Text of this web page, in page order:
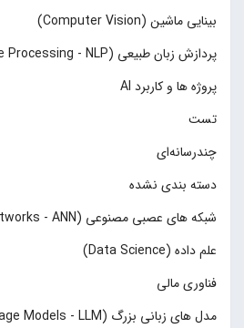
بینایی ماشین (Computer Vision)
پردازش زبان طبیعی (Natural Language Processing - NLP)
پروژه ها و کاربرد AI
تست
چند‌‌رسانه‌ای
دسته بندی نشده
شبکه های عصبی مصنوعی (Artificial Neural Networks - ANN)
علم داده (Data Science)
فناوری مالی
مدل های زبانی بزرگ (Large Language Models - LLM)